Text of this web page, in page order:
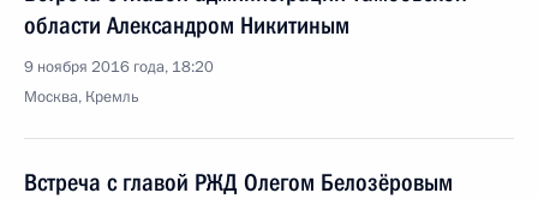
области Александром Никитиным
9 ноября 2016 года, 18:20
Москва, Кремль
Встреча с главой РЖД Олегом Белозёровым